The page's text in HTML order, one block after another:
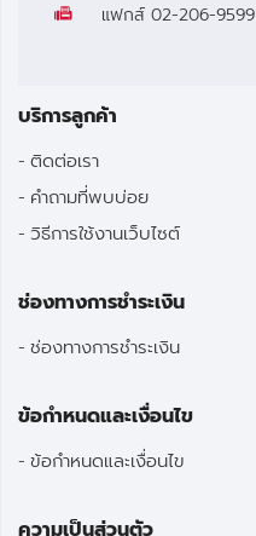
แฟกส์ 02-206-9599
บริการลูกค้า
ติดต่อเรา
คำถามที่พบบ่อย
วิธีการใช้งานเว็บไซต์
ช่องทางการชำระเงิน
ช่องทางการชำระเงิน
ข้อกำหนดและเงื่อนไข
ข้อกำหนดและเงื่อนไข
ความเป็นส่วนตัว